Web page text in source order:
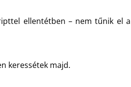
ellentétben – nem tűnik el a
keressétek majd.